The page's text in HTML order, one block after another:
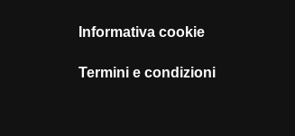
Informativa cookie
Termini e condizioni